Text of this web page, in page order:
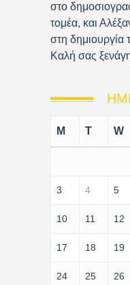
στο
τομέα, και
στη δημιουργία
Καλή σας
M T W
3 4 5
10 11 12
17 18 19
24 25 26